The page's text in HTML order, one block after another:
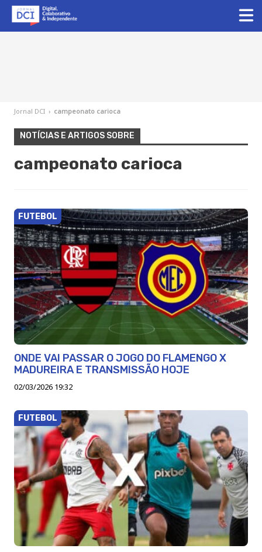
Jornal DCI › campeonato carioca
NOTÍCIAS E ARTIGOS SOBRE
campeonato carioca
FUTEBOL
ONDE VAI PASSAR O JOGO DO FLAMENGO X
MADUREIRA E TRANSMISSÃO HOJE
02/03/2026 19:32
FUTEBOL